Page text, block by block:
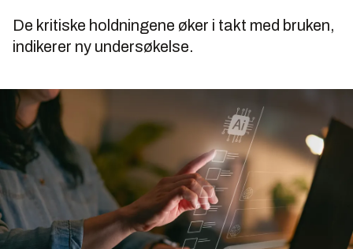
De kritiske holdningene øker i takt med bruken,
indikerer ny undersøkelse.